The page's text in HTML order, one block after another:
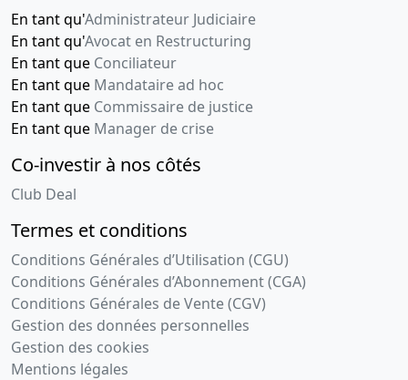
En tant qu'Administrateur Judiciaire
En tant qu'Avocat en Restructuring
En tant que Conciliateur
En tant que Mandataire ad hoc
En tant que Commissaire de justice
En tant que Manager de crise
Co-investir à nos côtés
Club Deal
Termes et conditions
Conditions Générales d’Utilisation (CGU)
Conditions Générales d’Abonnement (CGA)
Conditions Générales de Vente (CGV)
Gestion des données personnelles
Gestion des cookies
Mentions légales